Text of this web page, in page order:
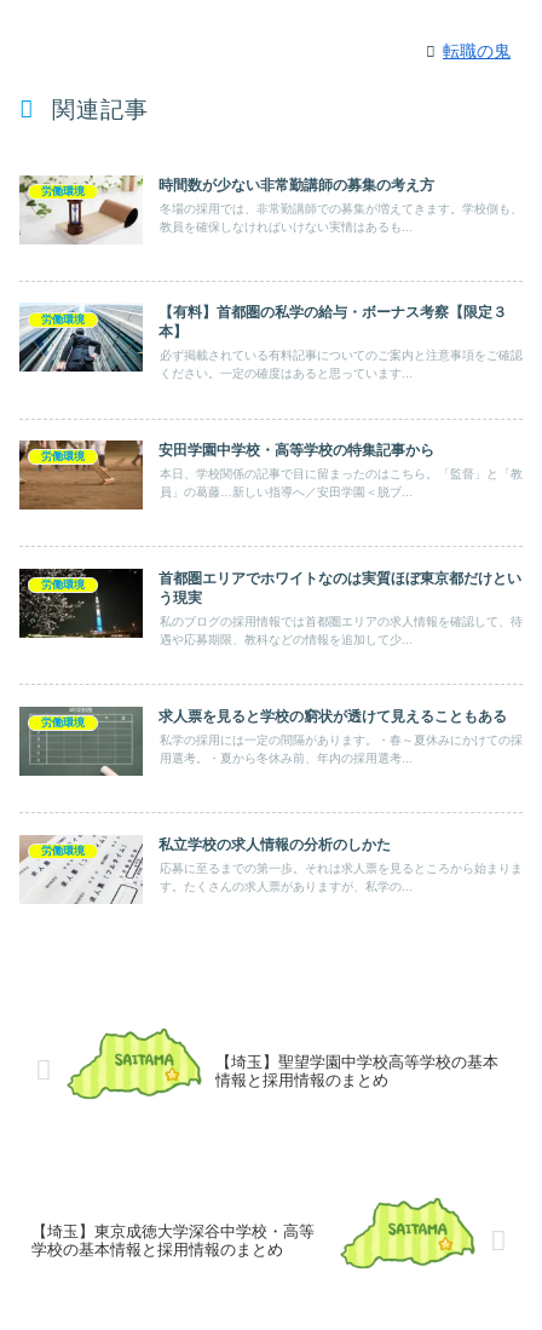
転職の鬼
関連記事
労働環境 時間数が少ない非常勤講師の募集の考え方
冬場の採用では、非常勤講師での募集が増えてきます。学校側も、
教員を確保しなければいけない実情はあるも...
労働環境
【有料】首都圏の私学の給与・ボーナス考察【限定３
本】
必ず掲載されている有料記事についてのご案内と注意事項をご確認
ください。一定の確度はあると思っています...
労働環境 安田学園中学校・高等学校の特集記事から
本日、学校関係の記事で目に留まったのはこちら。「監督」と「教
員」の葛藤…新しい指導へ／安田学園＜脱ブ...
労働環境
首都圏エリアでホワイトなのは実質ほぼ東京都だけとい
う現実
私のブログの採用情報では首都圏エリアの求人情報を確認して、待
遇や応募期限、教科などの情報を追加して少...
労働環境 求人票を見ると学校の窮状が透けて見えることもある
私学の採用には一定の間隔があります。・春～夏休みにかけての採
用選考。・夏から冬休み前、年内の採用選考...
労働環境 私立学校の求人情報の分析のしかた
応募に至るまでの第一歩。それは求人票を見るところから始まりま
す。たくさんの求人票がありますが、私学の...
【埼玉】聖望学園中学校高等学校の基本
情報と採用情報のまとめ
【埼玉】東京成徳大学深谷中学校・高等
学校の基本情報と採用情報のまとめ